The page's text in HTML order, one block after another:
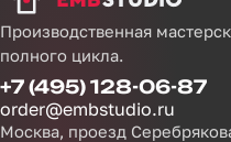
Производственная
полного цикла.
+7 (495) 128-06-87
order@embstudio.ru
Москва, проезд